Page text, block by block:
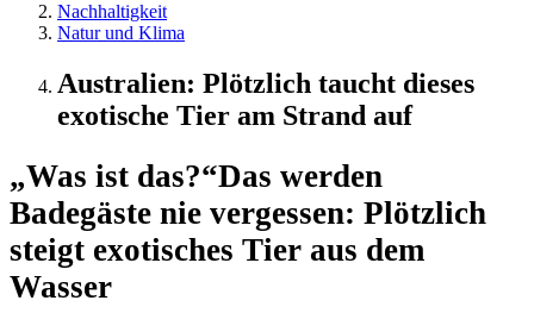
Nachhaltigkeit
Natur und Klima
Australien: Plötzlich taucht dieses
exotische Tier am Strand auf
„Was ist das?“Das werden
Badegäste nie vergessen: Plötzlich
steigt exotisches Tier aus dem
Wasser